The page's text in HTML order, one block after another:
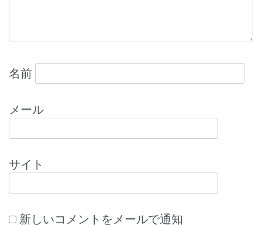
名前
メール
サイト
新しいコメントをメールで通知